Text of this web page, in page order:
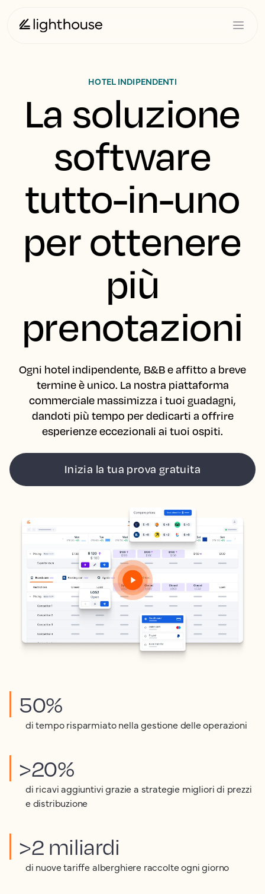
HOTEL INDIPENDENTI
La soluzione
software
tutto-in-uno
per ottenere
più
prenotazioni
Ogni hotel indipendente, B&B e affitto a breve
termine è unico. La nostra piattaforma
commerciale massimizza i tuoi guadagni,
dandoti più tempo per dedicarti a offrire
esperienze eccezionali ai tuoi ospiti.
Inizia la tua prova gratuita
50%
di tempo risparmiato nella gestione delle operazioni
>20%
di ricavi aggiuntivi grazie a strategie migliori di prezzi
e distribuzione
>2 miliardi
di nuove tariffe alberghiere raccolte ogni giorno